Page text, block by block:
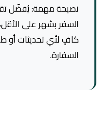
نصيحة مهمة: يُفضّل
السفر بشهر على
كافٍ لأي تحديثات أو
السفارة.